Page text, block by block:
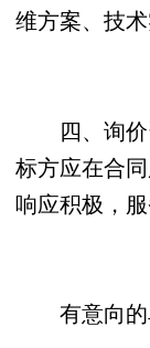
维方案、技术
四、询价
标方应在合
响应积极，服
有意向的